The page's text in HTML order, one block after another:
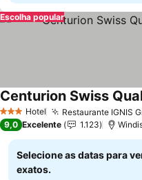
Escolha popular
3 EstrelasHotel Restaurante IGNIS
Centurion Swiss
9,0 Excelente 1.123
Selecione as datas para
exatos.